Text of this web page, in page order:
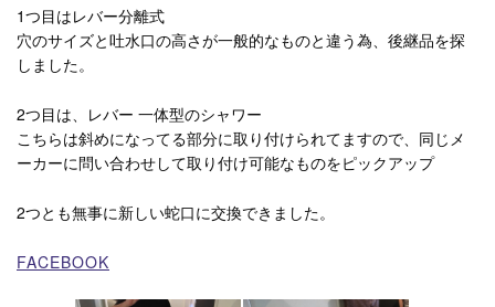
1つ目はレバー分離式
穴のサイズと吐水口の高さが一般的なものと違う為、後継品を探
しました。
2つ目は、レバー 一体型のシャワー
こちらは斜めになってる部分に取り付けられてますので、同じメ
ーカーに問い合わせして取り付け可能なものをピックアップ
2つとも無事に新しい蛇口に交換できました。
FACEBOOK